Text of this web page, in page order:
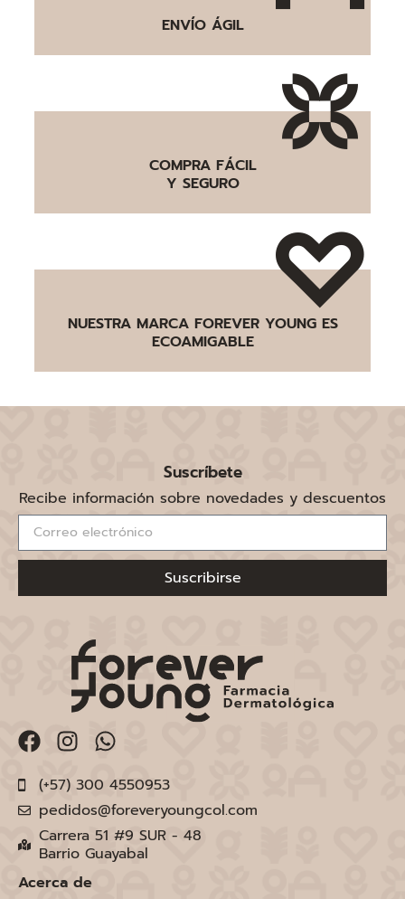
ENVÍO ÁGIL
COMPRA FÁCIL
Y SEGURO
NUESTRA MARCA FOREVER YOUNG ES
ECOAMIGABLE
Suscríbete
Recibe información sobre novedades y descuentos
Suscribirse
(+57) 300 4550953
pedidos@foreveryoungcol.com
Carrera 51 #9 SUR - 48
Barrio Guayabal
Acerca de